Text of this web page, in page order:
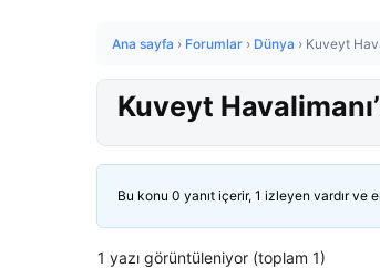
Ana sayfa › Forumlar › Dünya › Kuveyt
Kuveyt
Bu konu 0 yanıt içerir, 1 izleyen vardır ve
1 yazı görüntüleniyor (toplam 1)